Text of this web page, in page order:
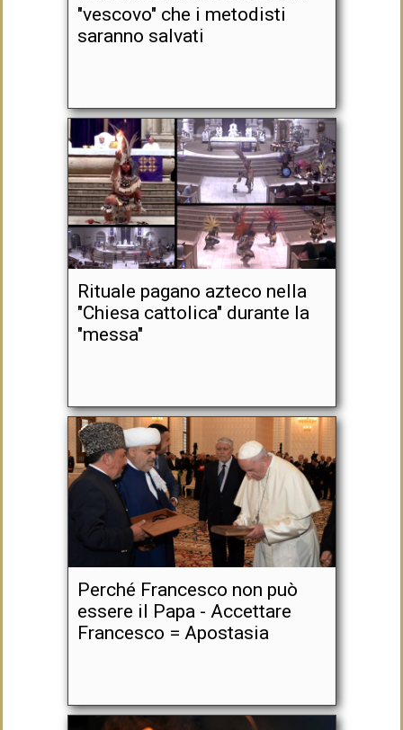
"vescovo" che i metodisti
saranno salvati
Rituale pagano azteco nella
"Chiesa cattolica" durante la
"messa"
Perché Francesco non può
essere il Papa - Accettare
Francesco = Apostasia